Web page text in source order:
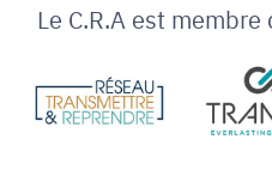
Le C.R.A est